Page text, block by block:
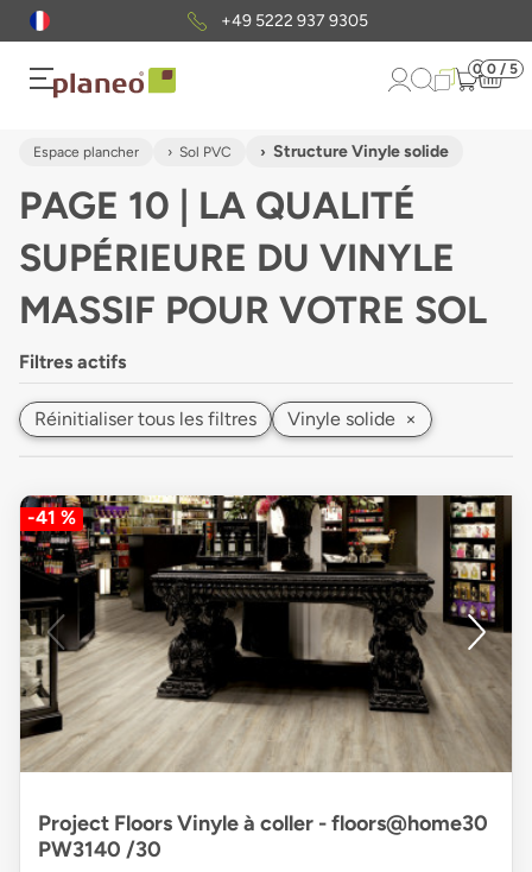
Envoi gratuit d'échantillons
0 0 / 5
Espace plancher Sol PVC Structure Vinyle solide
PAGE 10 | LA QUALITÉ
SUPÉRIEURE DU VINYLE
MASSIF POUR VOTRE SOL
Filtres actifs
Réinitialiser tous les filtres Vinyle solide ×
-41 %
Project Floors Vinyle à coller - floors@home30
PW3140 /30